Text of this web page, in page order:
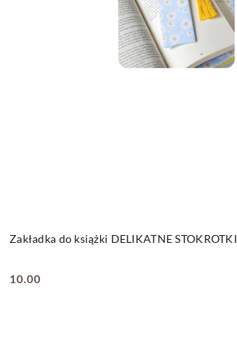
Zakładka do książki DELIKATNE STOKROTKI
Cena:
10.00